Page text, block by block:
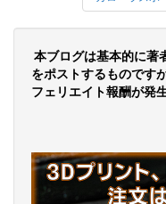
ビ
ゲ
ー
ョ
ン
本ブログは基本的に著
をポストするものです
フェリエイト報酬が発